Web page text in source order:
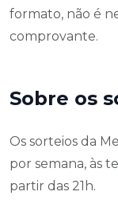
formato, não é
comprovante.
Sobre os
Os sorteios da
por semana, às
partir das 21h.